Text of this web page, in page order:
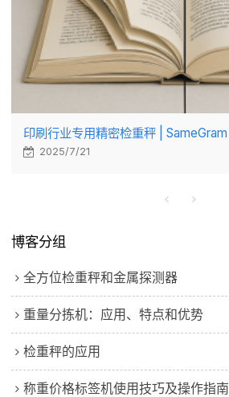
印刷行业专用精密检重秤 | SameGram
2025/7/21
博客分组
全方位检重秤和金属探测器
重量分拣机：应用、特点和优势
检重秤的应用
称重价格标签机使用技巧及操作指南